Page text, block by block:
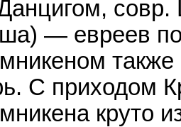
— евреев
также
С приходом
круто